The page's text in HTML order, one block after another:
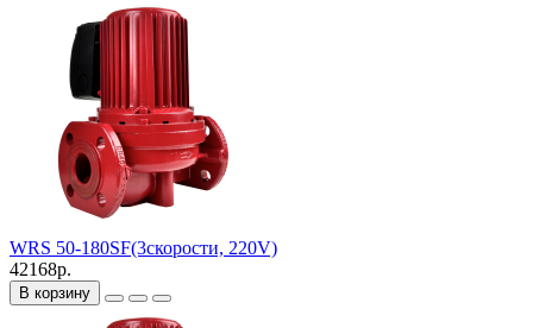
WRS 50-180SF(3скорости, 220V)
42168р.
В корзину